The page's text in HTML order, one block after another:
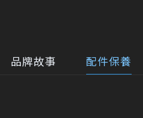
品牌故事 配件保養